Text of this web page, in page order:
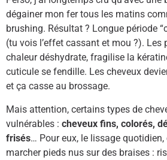
dégainer mon fer tous les matins
brushing. Résultat ? Longue période
(tu vois l’effet cassant et mou ?). Les
chaleur déshydrate, fragilise la
cuticule se fendille. Les cheveux
et ça casse au brossage.
Mais attention, certains types de
vulnérables : cheveux fins, colorés,
frisés… Pour eux, le lissage quotidien,
marcher pieds nus sur des braises :